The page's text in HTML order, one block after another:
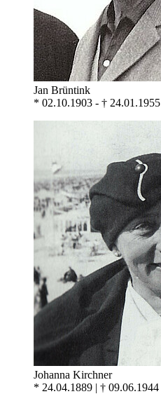
Jan Brüntink
* 02.10.1903 - † 24.01.1955
Johanna Kirchner
* 24.04.1889 | † 09.06.1944